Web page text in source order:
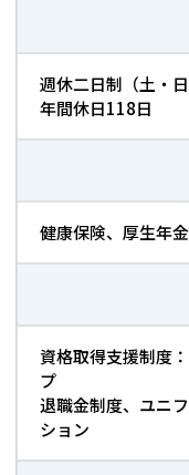
週休二日制（土・
年間休日118日
健康保険、厚生年
資格取得支援制度
プ
退職金制度、ユニ
ション